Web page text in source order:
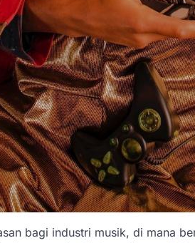
bagi industri musik, di mana